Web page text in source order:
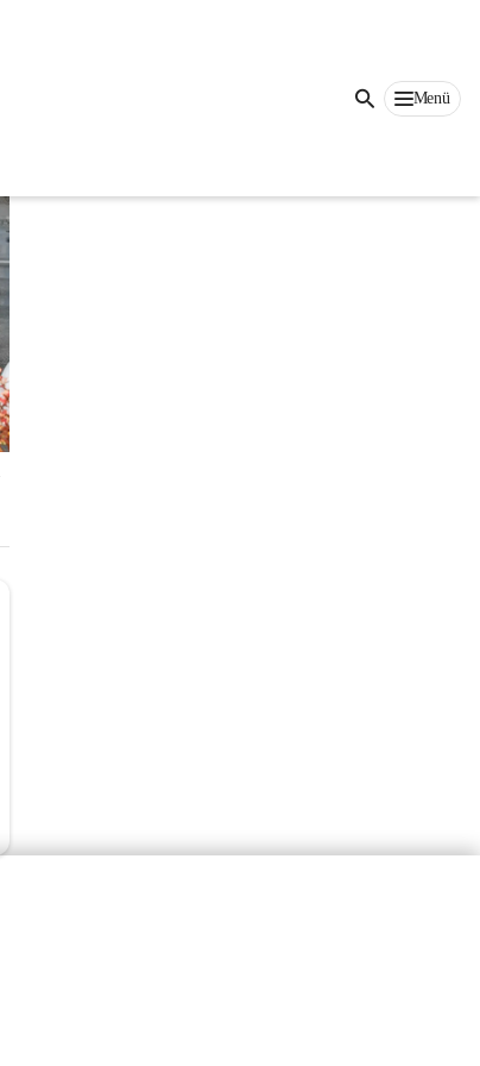
Menü